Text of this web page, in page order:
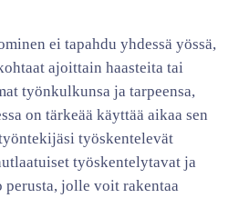
ei tapahdu yhdessä yössä,
ajoittain haasteita tai
työnkulkunsa ja tarpeensa,
on tärkeää käyttää aikaa sen
työskentelevät
työskentelytavat ja
perusta, jolle voit rakentaa